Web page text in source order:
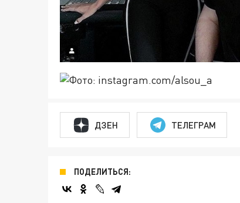
ДЗЕН ТЕЛЕГРАМ
ПОДЕЛИТЬСЯ: